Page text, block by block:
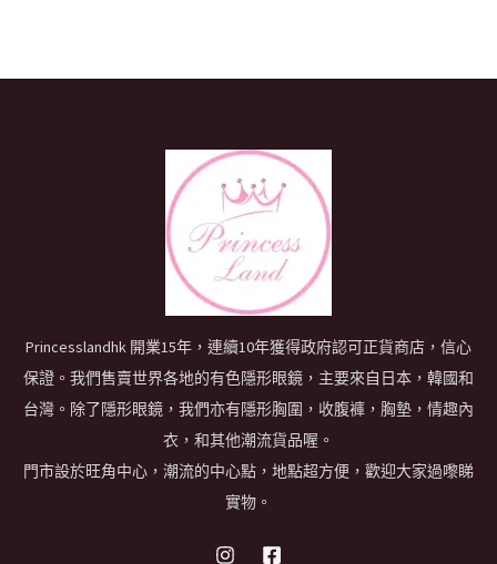
Princesslandhk 開業15年，連續10年獲得政府認可正貨商店，信心
保證。我們售賣世界各地的有色隱形眼鏡，主要來自日本，韓國和
台灣。除了隱形眼鏡，我們亦有隱形胸圍，收腹褲，胸墊，情趣內
衣，和其他潮流貨品喔。
門市設於旺角中心，潮流的中心點，地點超方便，歡迎大家過嚟睇
實物。